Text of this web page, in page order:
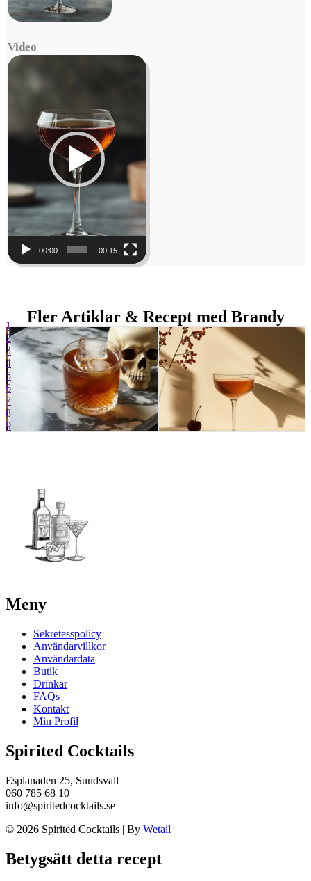
Video
Video
00:00 00:15
Fler Artiklar & Recept med Brandy
1
2
3
4
5
6
7
8
9
Meny
Sekretesspolicy
Användarvillkor
Användardata
Butik
Drinkar
FAQs
Kontakt
Min Profil
Spirited Cocktails
Esplanaden 25, Sundsvall
060 785 68 10
info@spiritedcocktails.se
© 2026 Spirited Cocktails | By Wetail
Betygsätt detta recept